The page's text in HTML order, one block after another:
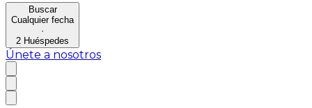
Buscar
Cualquier fecha
·
2 Huéspedes
Únete a nosotros